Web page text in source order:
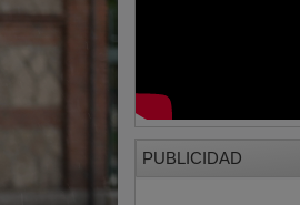
PUBLICIDAD